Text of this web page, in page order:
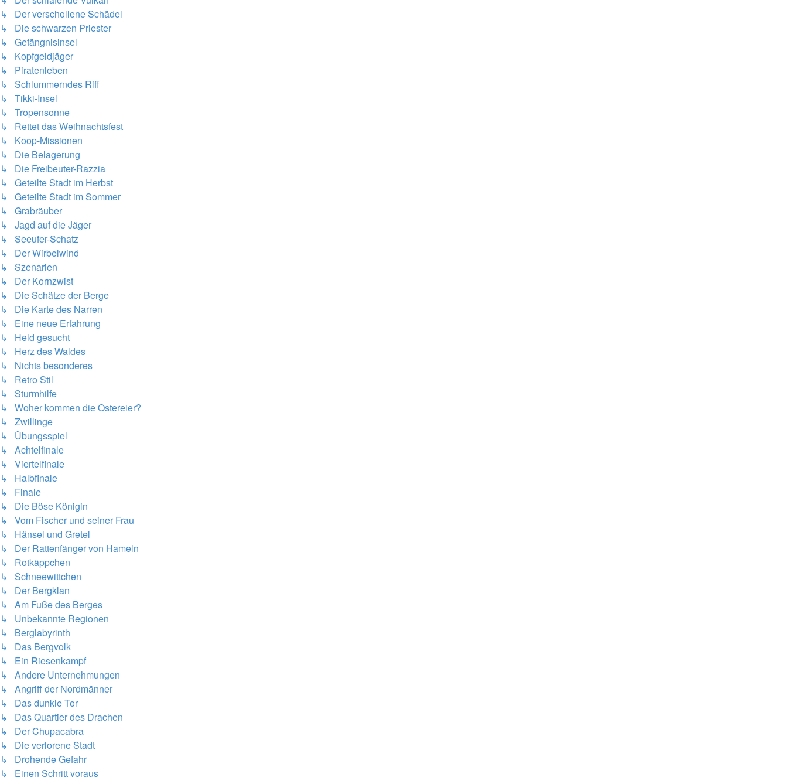
↳ Der verschollene Schädel
↳ Die schwarzen Priester
↳ Gefängnisinsel
↳ Kopfgeldjäger
↳ Piratenleben
↳ Schlummerndes Riff
↳ Tikki-Insel
↳ Tropensonne
↳ Rettet das Weihnachtsfest
↳ Koop-Missionen
↳ Die Belagerung
↳ Die Freibeuter-Razzia
↳ Geteilte Stadt im Herbst
↳ Geteilte Stadt im Sommer
↳ Grabräuber
↳ Jagd auf die Jäger
↳ Seeufer-Schatz
↳ Der Wirbelwind
↳ Szenarien
↳ Der Kornzwist
↳ Die Schätze der Berge
↳ Die Karte des Narren
↳ Eine neue Erfahrung
↳ Held gesucht
↳ Herz des Waldes
↳ Nichts besonderes
↳ Retro Stil
↳ Sturmhilfe
↳ Woher kommen die Ostereier?
↳ Zwillinge
↳ Übungsspiel
↳ Achtelfinale
↳ Viertelfinale
↳ Halbfinale
↳ Finale
↳ Die Böse Königin
↳ Vom Fischer und seiner Frau
↳ Hänsel und Gretel
↳ Der Rattenfänger von Hameln
↳ Rotkäppchen
↳ Schneewittchen
↳ Der Bergklan
↳ Am Fuße des Berges
↳ Unbekannte Regionen
↳ Berglabyrinth
↳ Das Bergvolk
↳ Ein Riesenkampf
↳ Andere Unternehmungen
↳ Angriff der Nordmänner
↳ Das dunkle Tor
↳ Das Quartier des Drachen
↳ Der Chupacabra
↳ Die verlorene Stadt
↳ Drohende Gefahr
↳ Einen Schritt voraus